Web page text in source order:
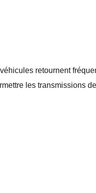
retournent
les transmissions